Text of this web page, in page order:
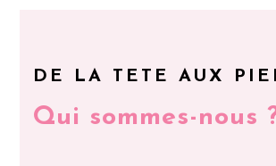
DE LA TETE AUX
Qui sommes-nous